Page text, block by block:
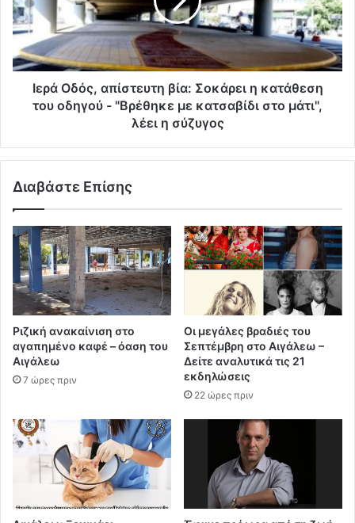
Ιερά Οδός, απίστευτη βία: Σοκάρει η κατάθεση
του οδηγού - "Βρέθηκε με κατσαβίδι στο μάτι",
λέει η σύζυγος
Διαβάστε Επίσης
Ριζική ανακαίνιση στο
αγαπημένο καφέ – όαση του
Αιγάλεω
7 ώρες πριν
Οι μεγάλες βραδιές του
Σεπτέμβρη στο Αιγάλεω –
Δείτε αναλυτικά τις 21
εκδηλώσεις
22 ώρες πριν